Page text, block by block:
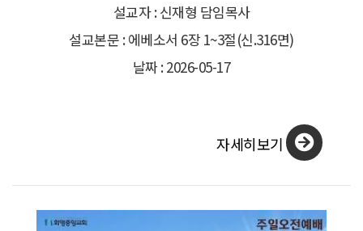
설교자 : 신재형 담임목사
설교본문 : 에베소서 6장 1~3절(신.316면)
날짜 : 2026-05-17
자세히보기